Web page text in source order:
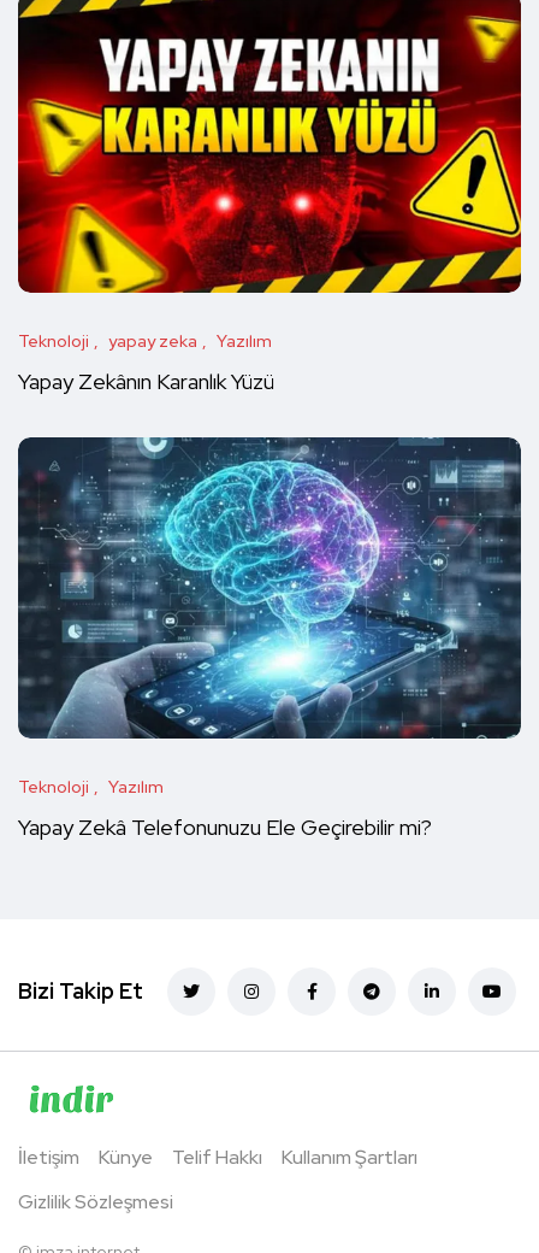
Teknoloji yapay zeka Yazılım
Yapay Zekânın Karanlık Yüzü
Teknoloji Yazılım
Yapay Zekâ Telefonunuzu Ele Geçirebilir mi?
Bizi Takip Et
İletişim Künye Telif Hakkı
Kullanım Şartları
Gizlilik Sözleşmesi